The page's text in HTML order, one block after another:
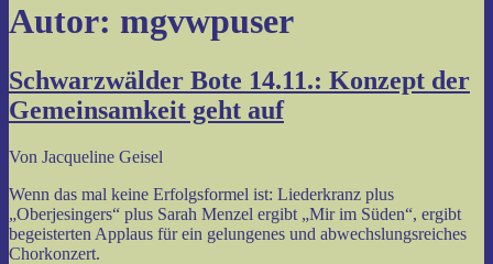
Autor: mgvwpuser
Schwarzwälder Bote 14.11.: Konzept der
Gemeinsamkeit geht auf
Von Jacqueline Geisel
Wenn das mal keine Erfolgsformel ist: Liederkranz plus
„Oberjesingers“ plus Sarah Menzel ergibt „Mir im Süden“, ergibt
begeisterten Applaus für ein gelungenes und abwechslungsreiches
Chorkonzert.